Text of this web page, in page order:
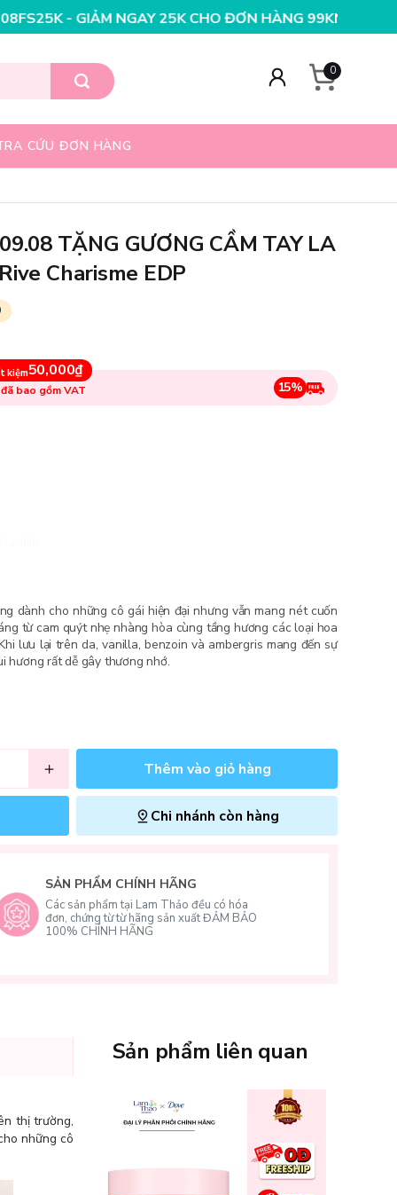
25K CHO ĐƠN HÀNG 99KNHẬP MÃ T08FS20K -
0
CỨU ĐƠN HÀNG
TẶNG GƯƠNG CẦM TAY LA
Charisme EDP
kiệm50,000₫
bao gồm VAT
15%
dành cho những cô gái hiện đại nhưng vẫn mang nét cuốn
từ cam quýt nhẹ nhàng hòa cùng tầng hương các loại hoa
lưu lại trên da, vanilla, benzoin và ambergris mang đến sự
hương rất dễ gây thương nhớ.
Thêm vào giỏ hàng
Chi nhánh còn hàng
SẢN PHẨM CHÍNH HÃNG
Các sản phẩm tại Lam Thảo đều có hóa
đơn, chứng từ từ hãng sản xuất ĐẢM BẢO
100% CHÍNH HÃNG
thị trường,
những cô
Sản phẩm liên quan